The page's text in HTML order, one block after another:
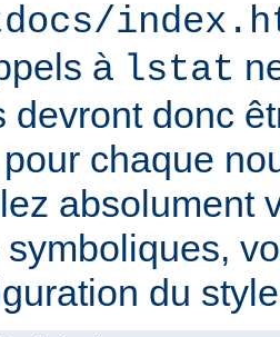
à lstat
devront donc
chaque
absolument
du